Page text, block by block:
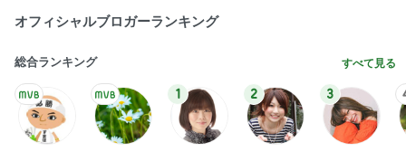
オフィシャルブロガーランキング
総合ランキング すべて見る
1 2 3